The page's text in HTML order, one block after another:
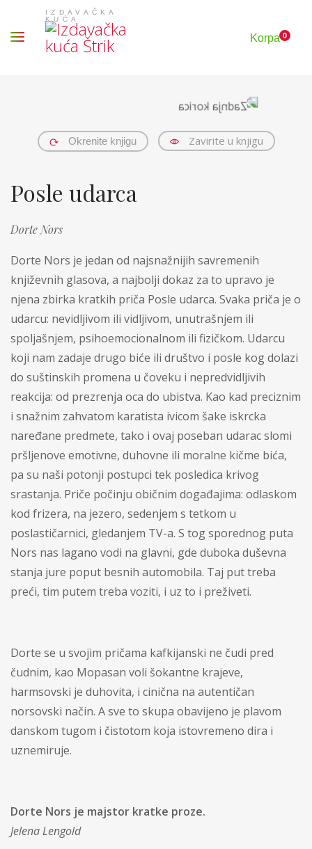
Korpa0
Okrenite knjigu Zavirite u knjigu
Posle udarca
Dorte Nors
Dorte Nors je jedan od najsnažnijih savremenih
književnih glasova, a najbolji dokaz za to upravo je
njena zbirka kratkih priča Posle udarca. Svaka priča je o
udarcu: nevidljivom ili vidljivom, unutrašnjem ili
spoljašnjem, psihoemocionalnom ili fizičkom. Udarcu
koji nam zadaje drugo biće ili društvo i posle kog dolazi
do suštinskih promena u čoveku i nepredvidljivih
reakcija: od prezrenja oca do ubistva. Kao kad preciznim
i snažnim zahvatom karatista ivicom šake iskrcka
naređane predmete, tako i ovaj poseban udarac slomi
pršljenove emotivne, duhovne ili moralne kičme bića,
pa su naši potonji postupci tek posledica krivog
srastanja. Priče počinju običnim događajima: odlaskom
kod frizera, na jezero, sedenjem s tetkom u
poslastičarnici, gledanjem TV-a. S tog sporednog puta
Nors nas lagano vodi na glavni, gde duboka duševna
stanja jure poput besnih automobila. Taj put treba
preći, tim putem treba voziti, i uz to i preživeti.
Dorte se u svojim pričama kafkijanski ne čudi pred
čudnim, kao Mopasan voli šokantne krajeve,
harmsovski je duhovita, i cinična na autentičan
norsovski način. A sve to skupa obavijeno je plavom
danskom tugom i čistotom koja istovremeno dira i
uznemiruje.
Dorte Nors je majstor kratke proze.
Jelena Lengold